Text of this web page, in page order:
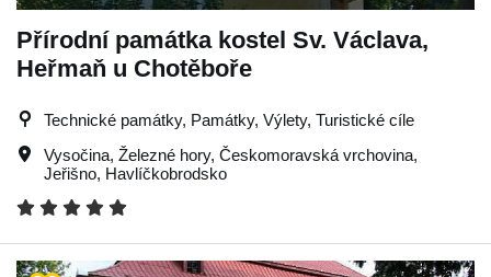
Přírodní památka kostel Sv. Václava,
Heřmaň u Chotěboře
Technické památky, Památky, Výlety, Turistické cíle
Vysočina, Železné hory, Českomoravská vrchovina,
Jeřišno, Havlíčkobrodsko